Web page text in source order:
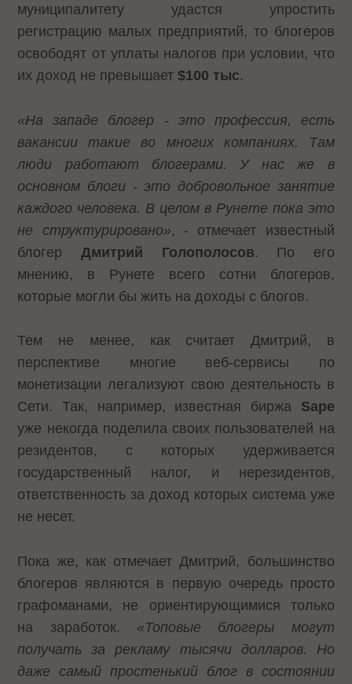
муниципалитету удастся упростить
регистрацию малых предприятий, то блогеров
освободят от уплаты налогов при условии, что
их доход не превышает$100 тыс.
«На западе блогер - это профессия, есть
вакансии такие во многих компаниях. Там
люди работают блогерами. У нас же в
основном блоги - это добровольное занятие
каждого человека. В целом в Рунете пока это
не структурировано», - отмечает известный
блогер Дмитрий Голополосов. По его
мнению, в Рунете всего сотни блогеров,
которые могли бы жить на доходы с блогов.
Тем не менее, как считает Дмитрий, в
перспективе многие веб-сервисы по
монетизации легализуют свою деятельность в
Сети. Так, например, известная биржа Sape
уже некогда поделила своих пользователей на
резидентов, с которых удерживается
государственный налог, и нерезидентов,
ответственность за доход которых система уже
не несет.
Пока же, как отмечает Дмитрий, большинство
блогеров являются в первую очередь просто
графоманами, не ориентирующимися только
на заработок. «Топовые блогеры могут
получать за рекламу тысячи долларов. Но
даже самый простенький блог в состоянии